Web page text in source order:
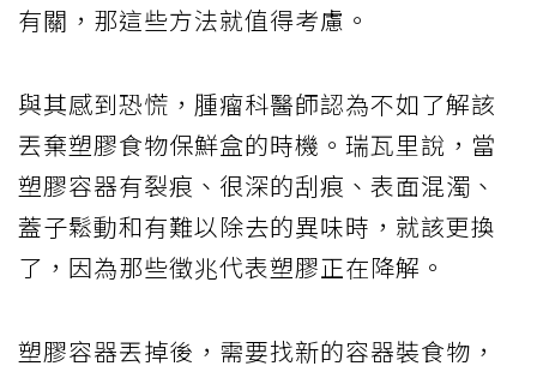
有關，那這些方法就值得考慮。
與其感到恐慌，腫瘤科醫師認為不如了解該
丟棄塑膠食物保鮮盒的時機。瑞瓦里說，當
塑膠容器有裂痕、很深的刮痕、表面混濁、
蓋子鬆動和有難以除去的異味時，就該更換
了，因為那些徵兆代表塑膠正在降解。
塑膠容器丟掉後，需要找新的容器裝食物，